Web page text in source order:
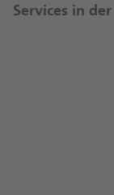
Services in